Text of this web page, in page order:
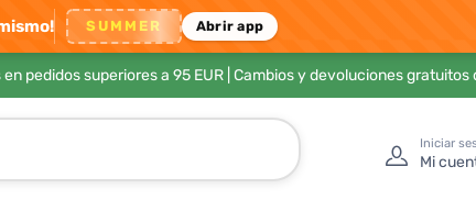
SUMMER Abrir app
pedidos superiores a 95 EUR| Cambios y devoluciones gratuitos
Iniciar
Mi